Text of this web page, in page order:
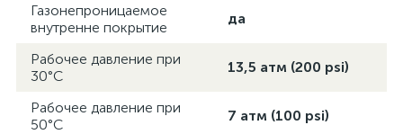
Газонепроницаемое
внутренне покрытие
да
Рабочее давление при
30°C
13,5 атм (200 psi)
Рабочее давление при
50°C
7 атм (100 psi)